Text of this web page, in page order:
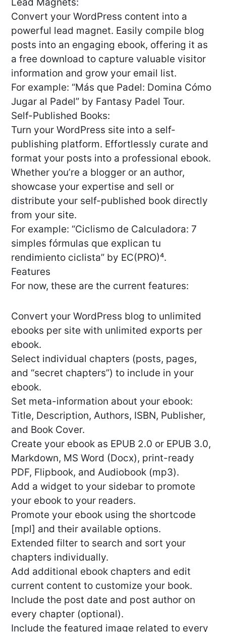
Lead Magnets:
Convert your WordPress content into a
powerful lead magnet. Easily compile blog
posts into an engaging ebook, offering it as
a free download to capture valuable visitor
information and grow your email list.
For example: “Más que Padel: Domina Cómo
Jugar al Padel” by Fantasy Padel Tour.
Self-Published Books:
Turn your WordPress site into a self-
publishing platform. Effortlessly curate and
format your posts into a professional ebook.
Whether you’re a blogger or an author,
showcase your expertise and sell or
distribute your self-published book directly
from your site.
For example: “Ciclismo de Calculadora: 7
simples fórmulas que explican tu
rendimiento ciclista” by EC(PRO)⁴.
Features
For now, these are the current features:
Convert your WordPress blog to unlimited
ebooks per site with unlimited exports per
ebook.
Select individual chapters (posts, pages,
and “secret chapters”) to include in your
ebook.
Set meta-information about your ebook:
Title, Description, Authors, ISBN, Publisher,
and Book Cover.
Create your ebook as EPUB 2.0 or EPUB 3.0,
Markdown, MS Word (Docx), print-ready
PDF, Flipbook, and Audiobook (mp3).
Add a widget to your sidebar to promote
your ebook to your readers.
Promote your ebook using the shortcode
[mpl] and their available options.
Extended filter to search and sort your
chapters individually.
Add additional ebook chapters and edit
current content to customize your book.
Include the post date and post author on
every chapter (optional).
Include the featured image related to every